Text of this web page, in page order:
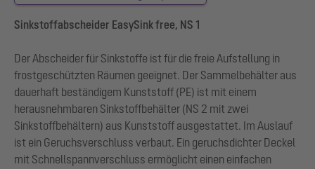
Sinkstoffabscheider EasySink free, NS 1
Der Abscheider für Sinkstoffe ist für die freie Aufstellung in
frostgeschützten Räumen geeignet. Der Sammelbehälter aus
dauerhaft beständigem Kunststoff (PE) ist mit einem
herausnehmbaren Sinkstoffbehälter (NS 2 mit zwei
Sinkstoffbehältern) aus Kunststoff ausgestattet. Im Auslauf
ist ein Geruchsverschluss verbaut. Ein geruchsdichter Deckel
mit Schnellspannverschluss ermöglicht einen einfachen